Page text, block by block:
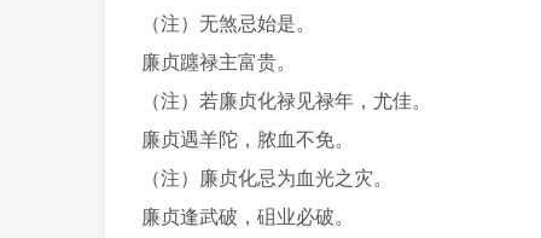
（注）无煞忌始是。
廉贞躔禄主富贵。
（注）若廉贞化禄见禄年，尤佳。
廉贞遇羊陀，脓血不免。
（注）廉贞化忌为血光之灾。
廉贞逢武破，砠业必破。